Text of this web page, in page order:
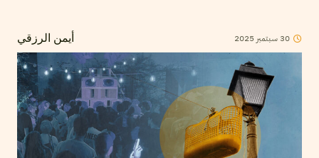
أيمن الرزقي 30 سبتمبر 2025